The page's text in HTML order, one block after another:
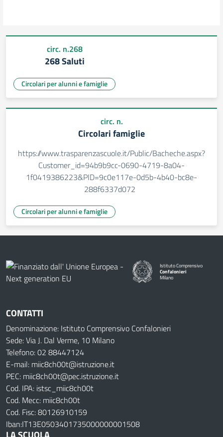
circ. n.268
268 Saluti
Circolari per alunni e famiglie
circ. n.
Circolari famiglie
https://www.trasparenzascuole.it/Public/Bacheche.aspx?
Customer_id=94b9b9cc-0690-4719-8a04-
1f0419386223&PID=9c0e117e-0d5b-4b40-bc8e-
288f6337d072
Circolari per alunni e famiglie
Istituto Comprensivo
Confalonieri
Milano
CONTATTI
Denominazione: Istituto Comprensivo Confalonieri
Sede: Via J. Dal Verme, 10 Milano
Telefono: 02 88447124
E-mail: miic8ch00t@istruzione.it
PEC: miic8ch00t@pec.istruzione.it
Cod. IPA: istsc_miic8ch00t
Cod. Mecc: miic8ch00t
Cod. Fisc: 80126910159
Iban:IT13E0503401735000000001508